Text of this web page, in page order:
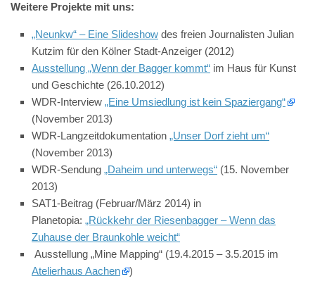
Weitere Projekte mit uns:
„Neunkw“ – Eine Slideshow des freien Journalisten Julian
Kutzim für den Kölner Stadt-Anzeiger (2012)
Ausstellung „Wenn der Bagger kommt“ im Haus für Kunst
und Geschichte (26.10.2012)
WDR-Interview „Eine Umsiedlung ist kein Spaziergang“
(November 2013)
WDR-Langzeitdokumentation „Unser Dorf zieht um“
(November 2013)
WDR-Sendung „Daheim und unterwegs“ (15. November
2013)
SAT1-Beitrag (Februar/März 2014) in
Planetopia: „Rückkehr der Riesenbagger – Wenn das
Zuhause der Braunkohle weicht“
Ausstellung „Mine Mapping“ (19.4.2015 – 3.5.2015 im
Atelierhaus Aachen
)